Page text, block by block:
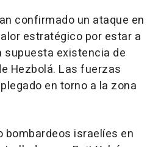
confirmado un ataque en
estratégico por estar a
supuesta existencia de
Hezbolá. Las fuerzas
en torno a la zona
bombardeos israelíes en